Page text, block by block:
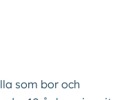
som bor och